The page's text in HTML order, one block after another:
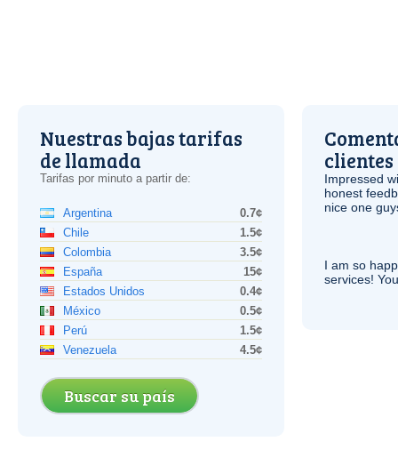
Nuestras bajas tarifas
de llamada
Tarifas por minuto a partir de:
Argentina
0.7¢
Chile
1.5¢
Colombia
3.5¢
España
15¢
Estados Unidos
0.4¢
México
0.5¢
Perú
1.5¢
Venezuela
4.5¢
Buscar su país
clientes
Impressed
honest
nice one
I am so
services!